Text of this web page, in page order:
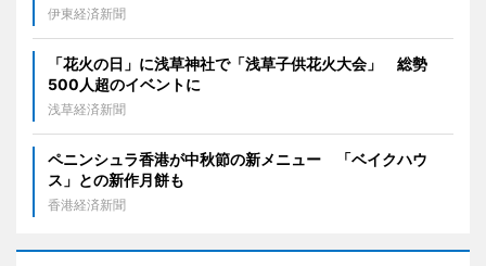
伊東経済新聞
「花火の日」に浅草神社で「浅草子供花火大会」 総勢
500人超のイベントに
浅草経済新聞
ペニンシュラ香港が中秋節の新メニュー 「ベイクハウ
ス」との新作月餅も
香港経済新聞